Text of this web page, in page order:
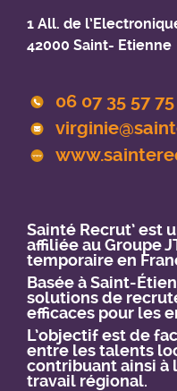
1 All. de
42000 Saint- Etienne
06 07 35 57 75
Sainté Recrut’ est
affiliée au Groupe
temporaire en
Basée à Saint-
solutions de
efficaces pour les
L’objectif est de
entre les talents
contribuant ainsi à
travail régional.